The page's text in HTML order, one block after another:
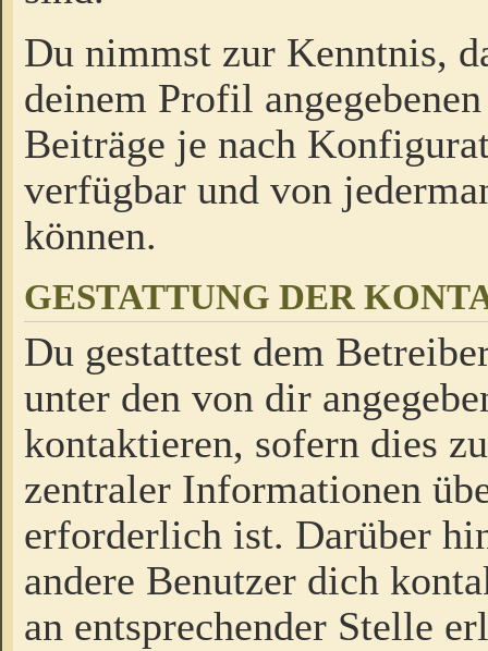
Du nimmst zur Kenntnis,
deinem Profil
Beiträge je nach
verfügbar und von
können.
GESTATTUNG DER
Du gestattest dem
unter den von dir
kontaktieren, sofern dies
zentraler Informationen
erforderlich ist. Darüber
andere Benutzer dich
an entsprechender Stelle